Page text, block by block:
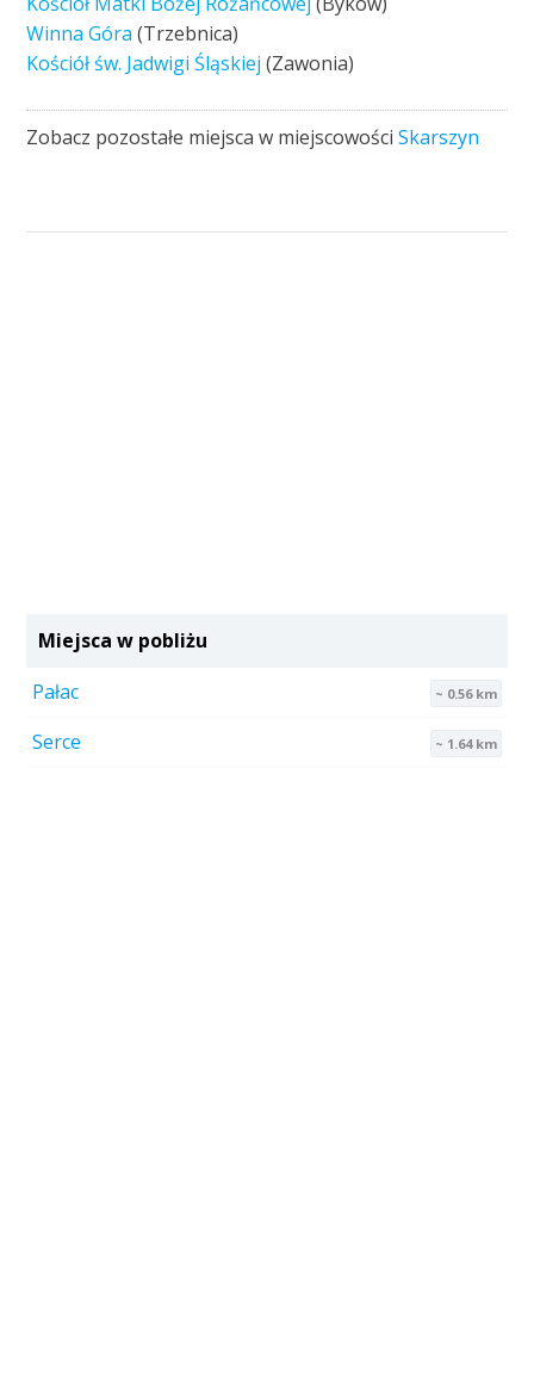
Winna Góra (Trzebnica)
Kościół św. Jadwigi Śląskiej (Zawonia)
Zobacz pozostałe miejsca w miejscowościSkarszyn
Miejsca w pobliżu
Pałac
~ 0.56 km
Serce ~ 1.64 km